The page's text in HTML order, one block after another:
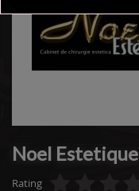
Noel Estetique
Rating